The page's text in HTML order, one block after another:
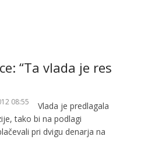
“Ta vlada je res
08:55
Vlada je predlagala
tako bi na podlagi
pri dvigu denarja na